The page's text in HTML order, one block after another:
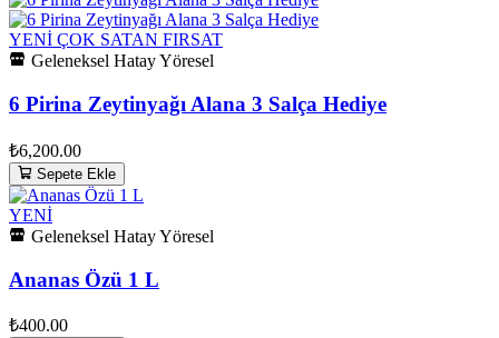
YENİ ÇOK SATAN FIRSAT
Geleneksel Hatay Yöresel
6 Pirina Zeytinyağı Alana 3 Salça Hediye
₺6,200.00
Sepete Ekle
YENİ
Geleneksel Hatay Yöresel
Ananas Özü 1 L
₺400.00